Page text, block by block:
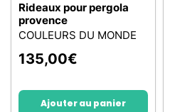
Rideaux pour pergola
provence
COULEURS DU MONDE
135,00€
Ajouter au panier